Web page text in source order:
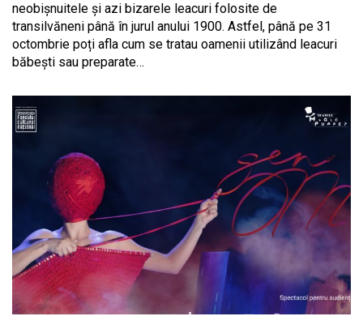
neobișnuitele şi azi bizarele leacuri folosite de
transilvăneni până în jurul anului 1900. Astfel, până pe 31
octombrie poți afla cum se tratau oamenii utilizând leacuri
băbești sau preparate…